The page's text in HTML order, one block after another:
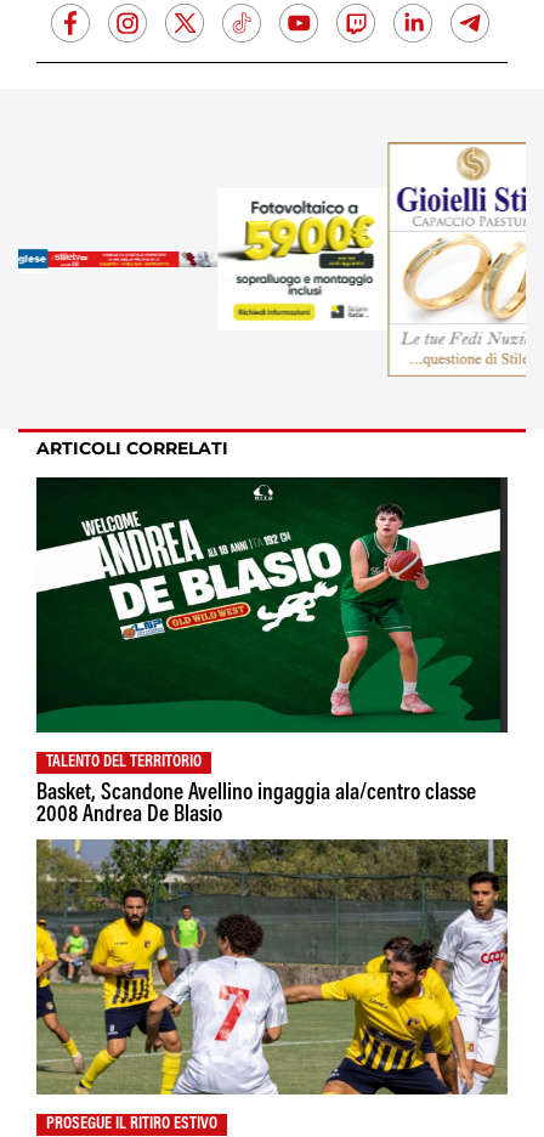
ARTICOLI CORRELATI
TALENTO DEL TERRITORIO
Basket, Scandone Avellino ingaggia ala/centro classe
2008 Andrea De Blasio
PROSEGUE IL RITIRO ESTIVO